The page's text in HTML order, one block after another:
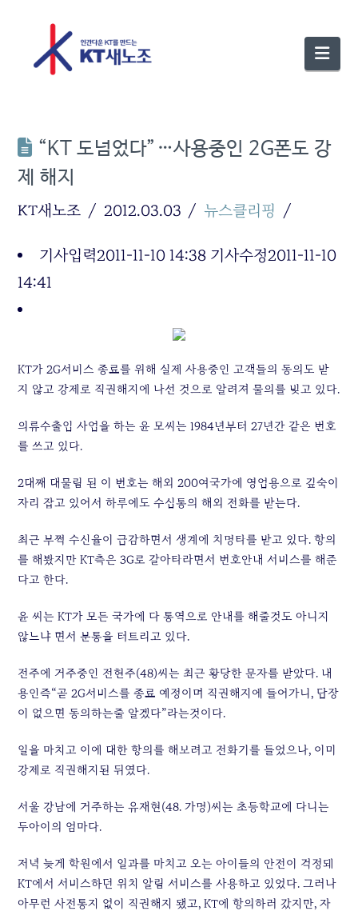
“KT 도넘었다”…사용중인 2G폰도 강
제 해지
KT새노조 2012.03.03 뉴스클리핑
기사입력2011-11-10 14:38 기사수정2011-11-10
14:41
KT가 2G서비스 종료를 위해 실제 사용중인 고객들의 동의도 받
지 않고 강제로 직권해지에 나선 것으로 알려져 물의를 빚고 있다.
의류수출입 사업을 하는 윤 모씨는 1984년부터 27년간 같은 번호
를 쓰고 있다.
2대째 대물림 된 이 번호는 해외 200여국가에 영업용으로 깊숙이
자리 잡고 있어서 하루에도 수십통의 해외 전화를 받는다.
최근 부쩍 수신율이 급감하면서 생계에 치명타를 받고 있다. 항의
를 해봤지만 KT측은 3G로 갈아타라면서 번호안내 서비스를 해준
다고 한다.
윤 씨는 KT가 모든 국가에 다 통역으로 안내를 해줄것도 아니지
않느냐 면서 분통을 터트리고 있다.
전주에 거주중인 전현주(48)씨는 최근 황당한 문자를 받았다. 내
용인즉“곧 2G서비스를 종료 예정이며 직권해지에 들어가니, 답장
이 없으면 동의하는줄 알겠다”라는것이다.
일을 마치고 이에 대한 항의를 해보려고 전화기를 들었으나, 이미
강제로 직권해지된 뒤였다.
서울 강남에 거주하는 유재현(48. 가명)씨는 초등학교에 다니는
두아이의 엄마다.
저녁 늦게 학원에서 일과를 마치고 오는 아이들의 안전이 걱정돼
KT에서 서비스하던 위치 알림 서비스를 사용하고 있었다. 그러나
아무런 사전통지 없이 직권해지 됐고, KT에 항의하러 갔지만, 자